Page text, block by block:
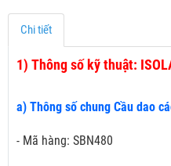
Chi tiết
1) Thông số kỹ thuật:
a) Thông số chung Cầu dao
- Mã hàng: SBN480